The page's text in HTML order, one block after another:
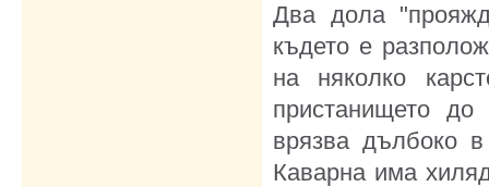
Два дола
където е
на няколко
пристанището
врязва дълбоко
Каварна има